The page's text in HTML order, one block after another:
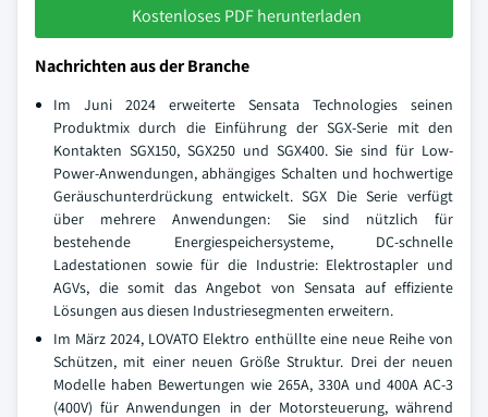
Kostenloses PDF herunterladen
Nachrichten aus der Branche
Im Juni 2024 erweiterte Sensata Technologies seinen
Produktmix durch die Einführung der SGX-Serie mit den
Kontakten SGX150, SGX250 und SGX400. Sie sind für Low-
Power-Anwendungen, abhängiges Schalten und hochwertige
Geräuschunterdrückung entwickelt. SGX Die Serie verfügt
über mehrere Anwendungen: Sie sind nützlich für
bestehende Energiespeichersysteme, DC-schnelle
Ladestationen sowie für die Industrie: Elektrostapler und
AGVs, die somit das Angebot von Sensata auf effiziente
Lösungen aus diesen Industriesegmenten erweitern.
Im März 2024, LOVATO Elektro enthüllte eine neue Reihe von
Schützen, mit einer neuen Größe Struktur. Drei der neuen
Modelle haben Bewertungen wie 265A, 330A und 400A AC-3
(400V) für Anwendungen in der Motorsteuerung, während